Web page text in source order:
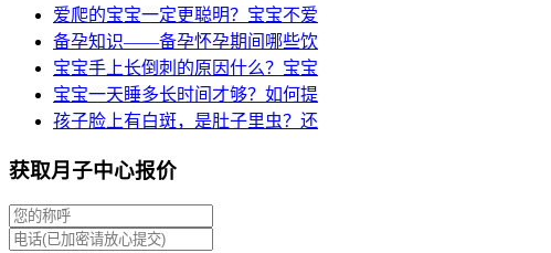
爱爬的宝宝一定更聪明？宝宝不爱
备孕知识——备孕怀孕期间哪些饮
宝宝手上长倒刺的原因什么？宝宝
宝宝一天睡多长时间才够？如何提
孩子脸上有白斑，是肚子里虫？还
获取月子中心报价